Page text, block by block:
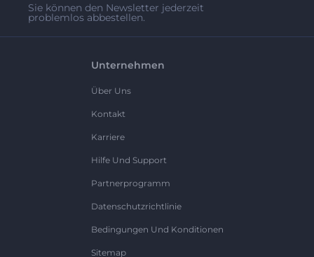
Sie können den Newsletter jederzeit
problemlos abbestellen.
Unternehmen
Über Uns
Kontakt
Karriere
Hilfe Und Support
Partnerprogramm
Datenschutzrichtlinie
Bedingungen Und Konditionen
Sitemap